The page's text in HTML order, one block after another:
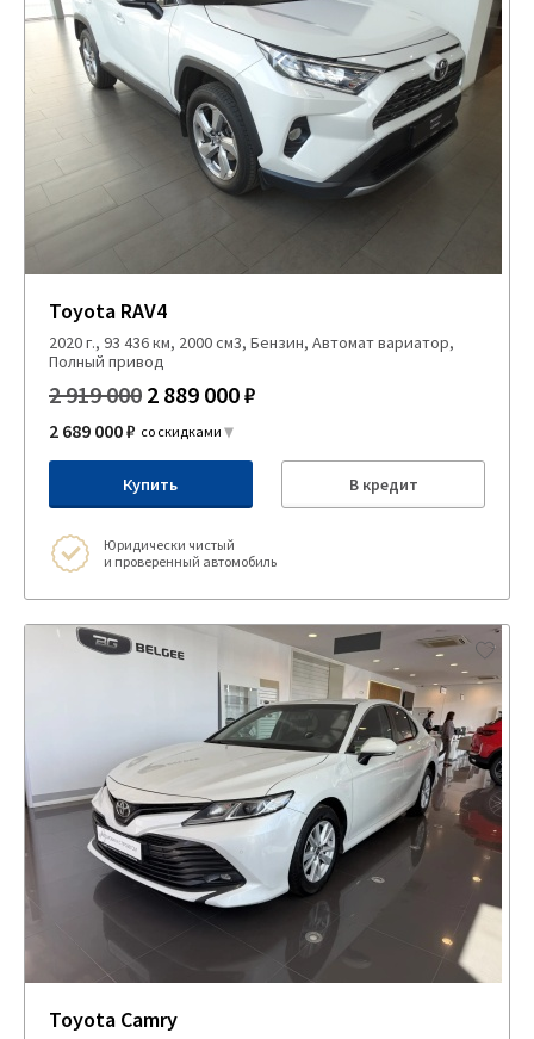
Toyota RAV4
2020 г., 93 436 км, 2000 см3, Бензин, Автомат вариатор,
Полный привод
2 919 000 2 889 000 ₽
2 689 000 ₽ со скидками
Купить В кредит
Юридически чистый
и проверенный автомобиль
Toyota Camry